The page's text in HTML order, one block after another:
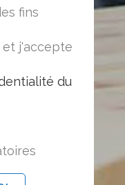
fins
et j'accepte
du